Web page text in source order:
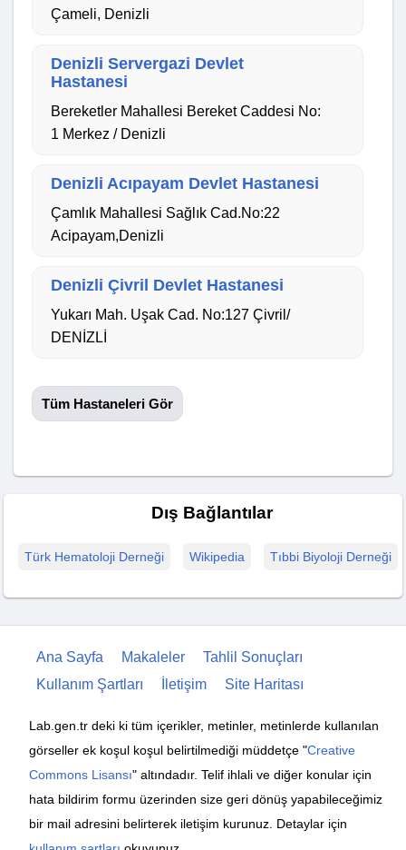
Çameli, Denizli
Denizli Servergazi Devlet
Hastanesi
Bereketler Mahallesi Bereket Caddesi No:
1 Merkez / Denizli
Denizli Acıpayam Devlet Hastanesi
Çamlık Mahallesi Sağlık Cad.No:22
Acipayam,Denizli
Denizli Çivril Devlet Hastanesi
Yukarı Mah. Uşak Cad. No:127 Çivril/
DENİZLİ
Tüm Hastaneleri Gör
Dış Bağlantılar
Türk Hematoloji Derneği Wikipedia Tıbbi Biyoloji Derneği
Ana Sayfa Makaleler
Tahlil Sonuçları
Kullanım Şartları
İletişim Site Haritası
Lab.gen.tr deki ki tüm içerikler, metinler, metinlerde kullanılan
görseller ek koşul koşul belirtilmediği müddetçe "Creative
Commons Lisansı" altındadır. Telif ihlali ve diğer konular için
hata bildirim formu üzerinden size geri dönüş yapabileceğimiz
bir mail adresini belirterek iletişim kurunuz. Detaylar için